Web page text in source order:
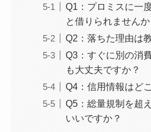
Q1：プロミスに一
と借りられませんか
Q2：落ちた理由は
Q3：すぐに別の消
も大丈夫ですか？
Q4：信用情報はど
Q5：総量規制を超
いいですか？